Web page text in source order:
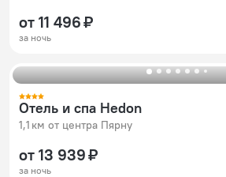
от 11 496 ₽
за ночь
Отель и спа Hedon
1,1 км от центра Пярну
от 13 939 ₽
за ночь